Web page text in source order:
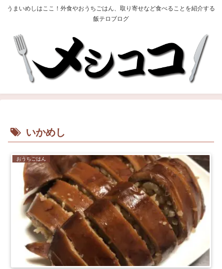
うまいめしはここ！外食やおうちごはん、取り寄せなど食べることを紹介する
飯テロブログ
いかめし
おうちごはん